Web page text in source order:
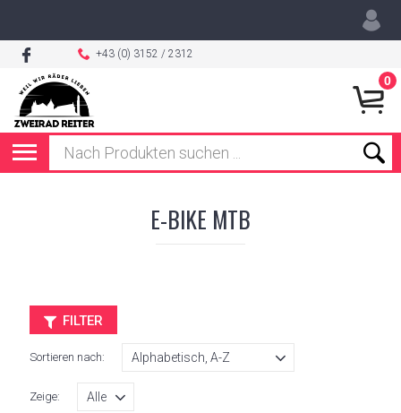
+43 (0) 3152 / 2312
0
E-BIKE MTB
FILTER
Sortieren nach:
Zeige: